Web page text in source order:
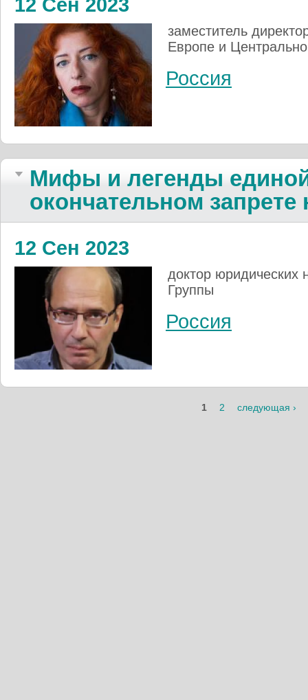
12 Сен 2023
заместитель
Европе и
Россия
Мифы и легенды
окончательном
12 Сен 2023
доктор юридических
Группы
Россия
1 2 следующая ›